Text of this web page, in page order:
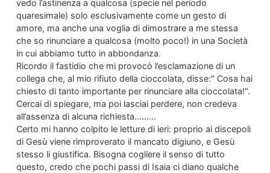
vedo l’astinenza a qualcosa (specie nel periodo
quaresimale) solo esclusivamente come un gesto di
amore, ma anche una voglia di dimostrare a me stessa
che so rinunciare a qualcosa (molto poco!) in una Società
in cui abbiamo tutto in abbondanza.
Ricordo il fastidio che mi provocò l’esclamazione di un
collega che, al mio rifiuto della cioccolata, disse:" Cosa hai
chiesto di tanto importante per rinunciare alla cioccolata!".
Cercai di spiegare, ma poi lasciai perdere, non credeva
all’assenza di alcuna richiesta………
Certo mi hanno colpito le letture di ieri: proprio ai discepoli
di Gesù viene rimproverato il mancato digiuno, e Gesù
stesso li giustifica. Bisogna cogliere il senso di tutto
questo, credo che pochi passi di Isaia ci diano qualche